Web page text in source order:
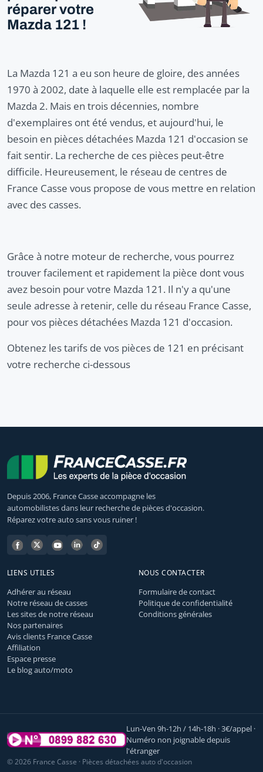
réparer votre
Mazda 121 !
La Mazda 121 a eu son heure de gloire, des années
1970 à 2002, date à laquelle elle est remplacée par la
Mazda 2. Mais en trois décennies, nombre
d'exemplaires ont été vendus, et aujourd'hui, le
besoin en pièces détachées Mazda 121 d'occasion se
fait sentir. La recherche de ces pièces peut-être
difficile. Heureusement, le réseau de centres de
France Casse vous propose de vous mettre en relation
avec des casses.
Grâce à notre moteur de recherche, vous pourrez
trouver facilement et rapidement la pièce dont vous
avez besoin pour votre Mazda 121. Il n'y a qu'une
seule adresse à retenir, celle du réseau France Casse,
pour vos pièces détachées Mazda 121 d'occasion.
Obtenez les tarifs de vos pièces de 121 en précisant
votre recherche ci-dessous
Depuis 2006, France Casse accompagne les
automobilistes dans leur recherche de pièces d'occasion.
Réparez votre auto sans vous ruiner !
LIENS UTILES
Adhérer au réseau
Notre réseau de casses
Les sites de notre réseau
Nos partenaires
Avis clients France Casse
Affiliation
Espace presse
Le blog auto/moto
NOUS CONTACTER
Formulaire de contact
Politique de confidentialité
Conditions générales
Lun-Ven 9h-12h / 14h-18h · 3€/appel ·
Numéro non joignable depuis
l'étranger
© 2026 France Casse · Pièces détachées auto d'occasion